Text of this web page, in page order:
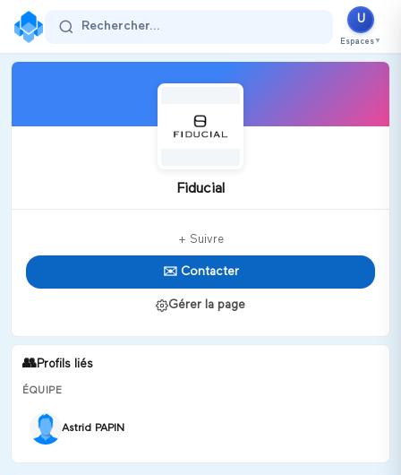
Rechercher...
U
Espaces ▼
Fiducial
+ Suivre
✉️ Contacter
Gérer la page
👥Profils liés
ÉQUIPE
Astrid PAPIN